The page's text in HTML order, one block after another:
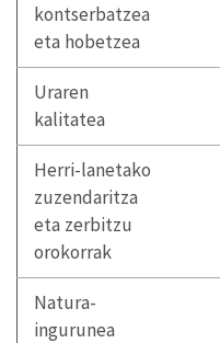
kontserbatzea
eta hobetzea
Uraren
kalitatea
Herri-lanetako
zuzendaritza
eta zerbitzu
orokorrak
Natura-
ingurunea